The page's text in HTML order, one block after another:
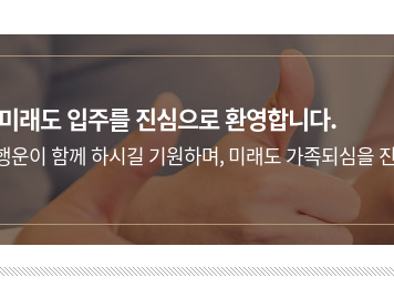
래도 입주를 진심으로 환영합니다.
운이 함께 하시길 기원하며, 미래도 가족되심을